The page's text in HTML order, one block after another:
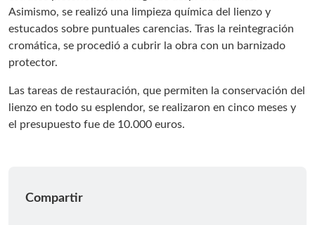
Asimismo, se realizó una limpieza química del lienzo y
estucados sobre puntuales carencias. Tras la reintegración
cromática, se procedió a cubrir la obra con un barnizado
protector.
Las tareas de restauración, que permiten la conservación del
lienzo en todo su esplendor, se realizaron en cinco meses y
el presupuesto fue de 10.000 euros.
Compartir